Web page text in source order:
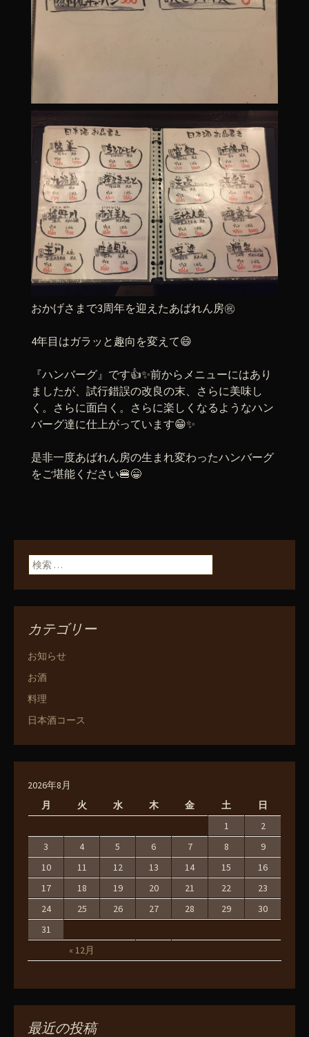
おかげさまで3周年を迎えたあばれん房㊗️
4年目はガラッと趣向を変えて😄
『ハンバーグ』です👍✨前からメニューにはあり
ましたが、試行錯誤の改良の末、さらに美味し
く。さらに面白く。さらに楽しくなるようなハン
バーグ達に仕上がっています😁✨
是非一度あばれん房の生まれ変わったハンバーグ
をご堪能ください🍔😁
検索:
カテゴリー
お知らせ
お酒
料理
日本酒コース
2026年8月
月
火 水 木 金 土 日
« 12月
1
2
3
4 5 6 7 8
9
10
11 12 13 14 15
16
17
18 19 20 21 22
23
24
25 26 27 28 29
30
31
最近の投稿